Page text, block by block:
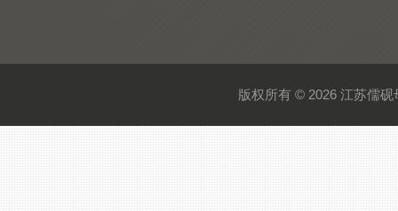
版权所有 © 2026 江苏儒